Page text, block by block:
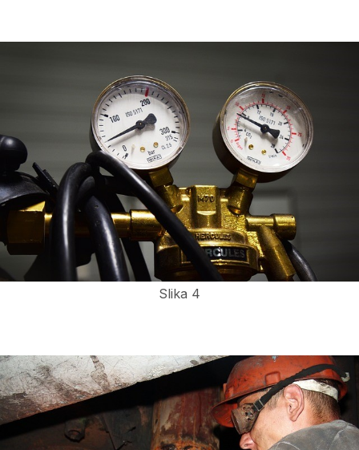
Slika 4